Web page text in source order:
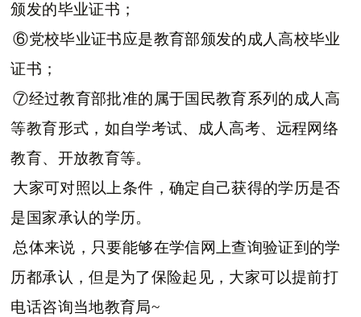
颁发的毕业证书；
⑥党校毕业证书应是教育部颁发的成人高校毕业
证书；
⑦经过教育部批准的属于国民教育系列的成人高
等教育形式，如自学考试、成人高考、远程网络
教育、开放教育等。
大家可对照以上条件，确定自己获得的学历是否
是国家承认的学历。
总体来说，只要能够在学信网上查询验证到的学
历都承认，但是为了保险起见，大家可以提前打
电话咨询当地教育局~